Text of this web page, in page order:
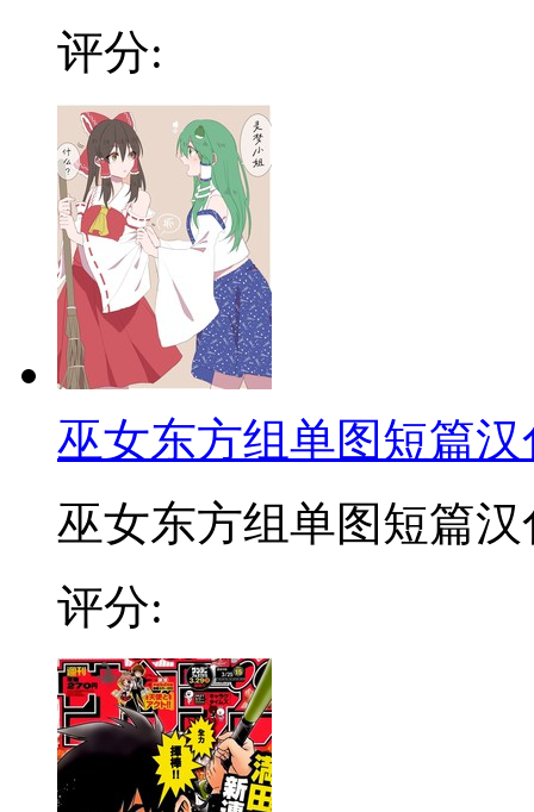
评分:
巫女东方组单图短篇
巫女东方组单图短篇汉
评分: